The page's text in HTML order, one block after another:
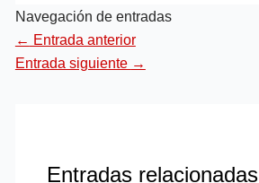
Navegación de entradas
← Entrada anterior
Entrada siguiente →
Entradas relacionadas